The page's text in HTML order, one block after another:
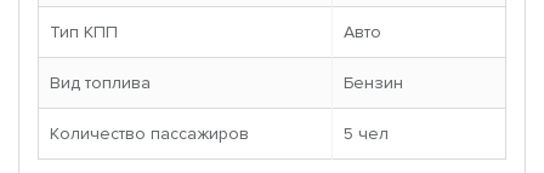
Тип КПП Авто
Вид топлива Бензин
Количество пассажиров 5 чел